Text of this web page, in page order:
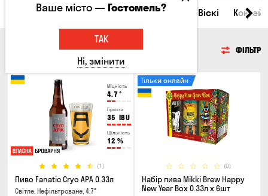
Всі товари Пиво Сидр Вино Віскі
ФІЛЬТР
Міцність
4.7 °
Гіркота
35 IBU
Щільність
12 %
(1)
Пиво Fanatic Cryo APA 0.33л
Світле, Нефільтроване, 4.7°
(0)
Тільки онлайн
Набір пива Mikki Brew Happy
New Year Box 0.33л x 6шт
Ваше місто —Гостомель?
ТАК
Ні, змінити